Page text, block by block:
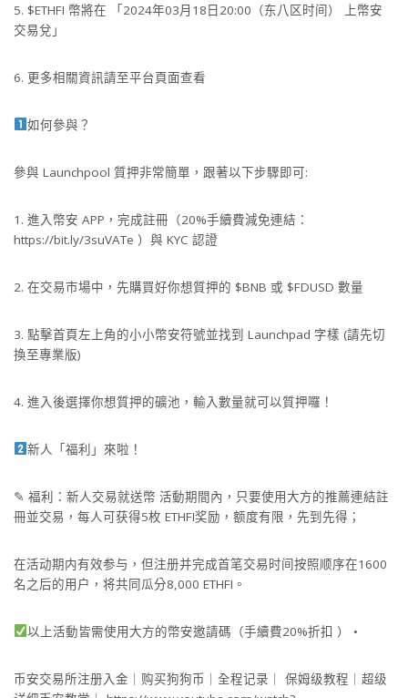
5. $ETHFI 幣將在 「2024年03月18日20:00（东八区时间） 上幣安
交易兌」
6. 更多相關資訊請至平台頁面查看
如何參與？
參與 Launchpool 質押非常簡單，跟著以下步驟即可:
1. 進入幣安 APP，完成註冊（20%手續費減免連結：
https://bit.ly/3suVATe ）與 KYC 認證
2. 在交易市場中，先購買好你想質押的 $BNB 或 $FDUSD 數量
3. 點擊首頁左上角的小小幣安符號並找到 Launchpad 字樣 (請先切
換至專業版)
4. 進入後選擇你想質押的礦池，輸入數量就可以質押囉！
新人「福利」來啦！
✎ 福利：新人交易就送幣 活動期間內，只要使用大方的推薦連結註
冊並交易，每人可获得5枚 ETHFI奖励，额度有限，先到先得；
在活动期内有效参与，但注册并完成首笔交易时间按照顺序在1600
名之后的用户，将共同瓜分8,000 ETHFI。
以上活動皆需使用大方的幣安邀請碼（手續費20%折扣 ） •
币安交易所注册入金｜购买狗狗币｜全程记录｜ 保姆级教程｜超级